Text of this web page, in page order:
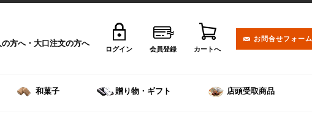
の方へ・大口注文の方へ
ログイン 会員登録 カートへ
お問合せフォーム
和菓子 贈り物・ギフト 店頭受取商品